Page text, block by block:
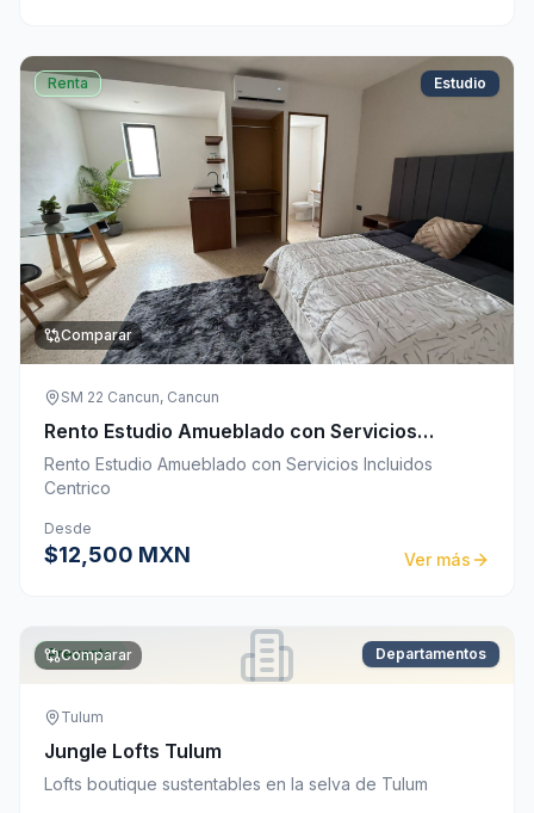
Renta
Comparar
Estudio
SM 22 Cancun, Cancun
Rento Estudio Amueblado con Servicios
Incluidos Centrico
Rento Estudio Amueblado con Servicios Incluidos
Centrico
Desde
$12,500 MXN Ver más
Preventa
Comparar Departamentos
Tulum
Jungle Lofts Tulum
Lofts boutique sustentables en la selva de Tulum